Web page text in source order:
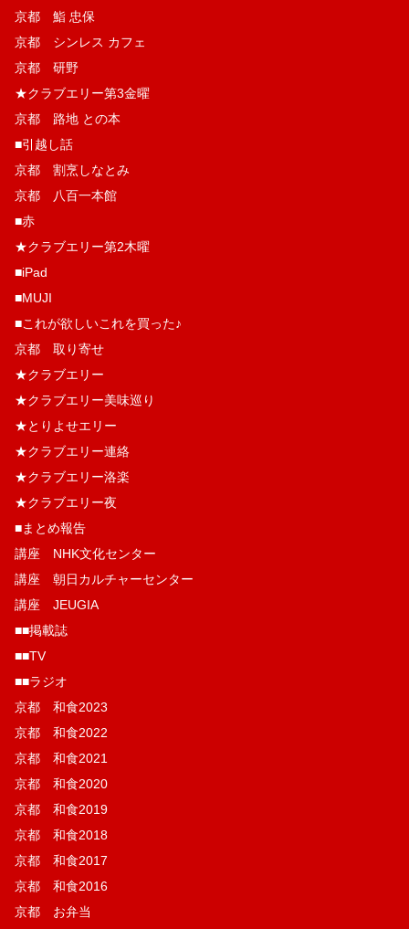
京都 鮨 忠保
京都 シンレス カフェ
京都 研野
★クラブエリー第3金曜
京都 路地 との本
■引越し話
京都 割烹しなとみ
京都 八百一本館
■赤
★クラブエリー第2木曜
■iPad
■MUJI
■これが欲しいこれを買った♪
京都 取り寄せ
★クラブエリー
★クラブエリー美味巡り
★とりよせエリー
★クラブエリー連絡
★クラブエリー洛楽
★クラブエリー夜
■まとめ報告
講座 NHK文化センター
講座 朝日カルチャーセンター
講座 JEUGIA
■■掲載誌
■■TV
■■ラジオ
京都 和食2023
京都 和食2022
京都 和食2021
京都 和食2020
京都 和食2019
京都 和食2018
京都 和食2017
京都 和食2016
京都 お弁当